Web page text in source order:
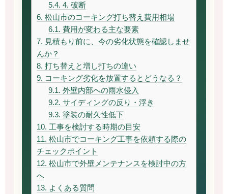
5.4. 4. 破断
6. 松山市のコーキング打ち替え費用相場
6.1. 費用が変わる主な要素
7. 見積もり前に、今の劣化状態を確認しませ
んか？
8. 打ち替えと増し打ちの違い
9. コーキング劣化を放置するとどうなる？
9.1. 外壁内部への雨水侵入
9.2. サイディングの反り・浮き
9.3. 塗装の耐久性低下
10. 工事を検討する時期の目安
11. 松山市でコーキング工事を依頼する際の
チェックポイント
12. 松山市で外壁メンテナンスを検討中の方
へ
13. よくある質問